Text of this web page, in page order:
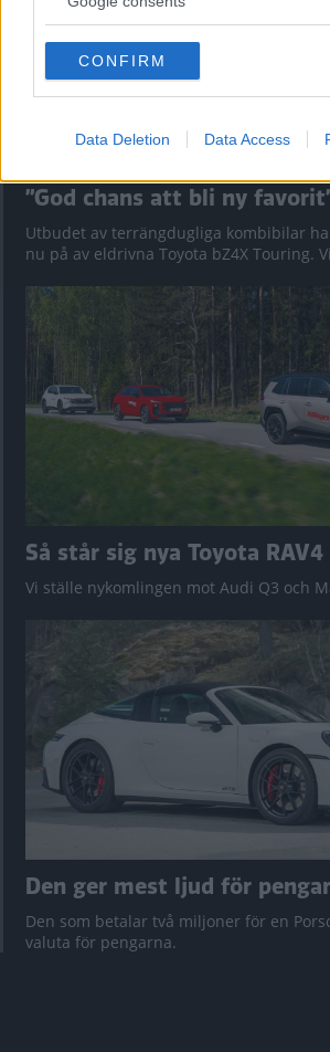
use your data for below specified
consent section.
CONFIRM
Data Deletion Data Access
”God chans att bli ny
Utbudet av terrängdugliga kombibilar
nu på av eldrivna Toyota bZ4X Touring.
Så står sig nya Toyota RAV4
Vi ställe nykomlingen mot Audi Q3 och
Den ger mest ljud för
Den som betalar två miljoner för en
valuta för pengarna.